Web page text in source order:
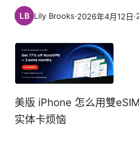
Lily Brooks·2026年4月12日·
美版 iPhone 怎么用雙
实体卡烦恼